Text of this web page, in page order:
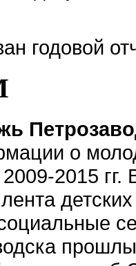
годовой
о
2015 гг.